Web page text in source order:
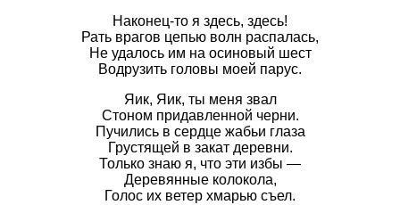
Наконец-то я здесь, здесь!
Рать врагов цепью волн распалась,
Не удалось им на осиновый шест
Водрузить головы моей парус.
Яик, Яик, ты меня звал
Стоном придавленной черни.
Пучились в сердце жабьи глаза
Грустящей в закат деревни.
Только знаю я, что эти избы —
Деревянные колокола,
Голос их ветер хмарью съел.